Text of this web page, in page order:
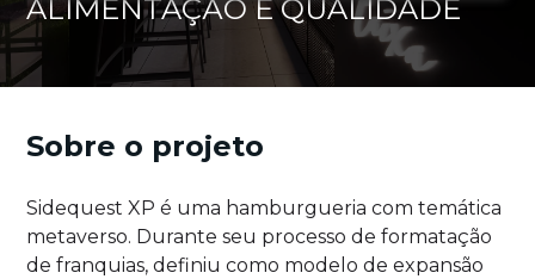
ALIMENTAÇÃO E QUALIDADE
Sobre o projeto
Sidequest XP é uma hamburgueria com temática
metaverso. Durante seu processo de formatação
de franquias, definiu como modelo de expansão